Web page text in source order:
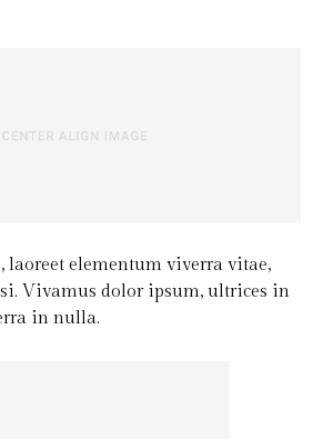
laoreet elementum viverra vitae,
Vivamus dolor ipsum, ultrices in
in nulla.